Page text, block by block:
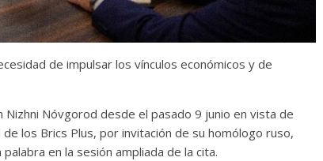
de impulsar los vínculos económicos y de
Nóvgorod desde el pasado 9 junio en vista de
los Brics Plus, por invitación de su homólogo ruso,
en la sesión ampliada de la cita.